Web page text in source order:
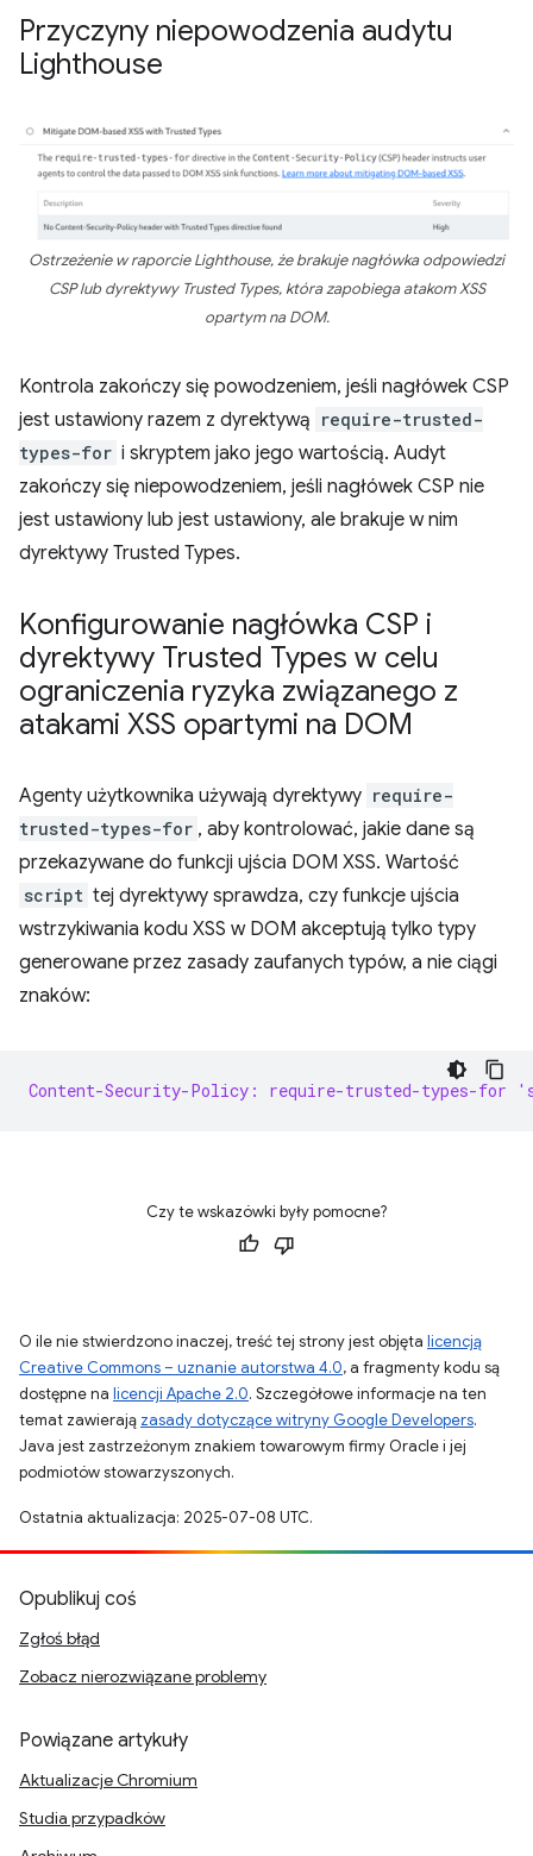
Przyczyny niepowodzenia audytu
Lighthouse
Ostrzeżenie w raporcie Lighthouse, że brakuje nagłówka odpowiedzi
CSP lub dyrektywy Trusted Types, która zapobiega atakom XSS
opartym na DOM.
Kontrola zakończy się powodzeniem, jeśli nagłówek CSP
jest ustawiony razem z dyrektywą require-trusted-
types-for i skryptem jako jego wartością. Audyt
zakończy się niepowodzeniem, jeśli nagłówek CSP nie
jest ustawiony lub jest ustawiony, ale brakuje w nim
dyrektywy Trusted Types.
Konfigurowanie nagłówka CSP i
dyrektywy Trusted Types w celu
ograniczenia ryzyka związanego z
atakami XSS opartymi na DOM
Agenty użytkownika używają dyrektywy require-
trusted-types-for , aby kontrolować, jakie dane są
przekazywane do funkcji ujścia DOM XSS. Wartość
script tej dyrektywy sprawdza, czy funkcje ujścia
wstrzykiwania kodu XSS w DOM akceptują tylko typy
generowane przez zasady zaufanych typów, a nie ciągi
znaków:
Content-Security-Policy: require-trusted-types-
Czy te wskazówki były pomocne?
O ile nie stwierdzono inaczej, treść tej strony jest objęta licencją
Creative Commons – uznanie autorstwa 4.0, a fragmenty kodu są
dostępne na licencji Apache 2.0. Szczegółowe informacje na ten
temat zawierają zasady dotyczące witryny Google Developers.
Java jest zastrzeżonym znakiem towarowym firmy Oracle i jej
podmiotów stowarzyszonych.
Ostatnia aktualizacja: 2025-07-08 UTC.
Opublikuj coś
Zgłoś błąd
Zobacz nierozwiązane problemy
Powiązane artykuły
Aktualizacje Chromium
Studia przypadków